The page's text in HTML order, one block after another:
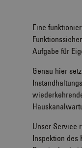
Eine
Aufgabe für
Genau hier
Unser Service
Inspektion des